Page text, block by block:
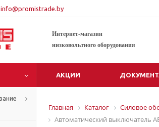
info@promistrade.by
Интернет-магазин
низковольтного оборудования
АКЦИИ
Главная Каталог Силовое
Автоматический выключатель